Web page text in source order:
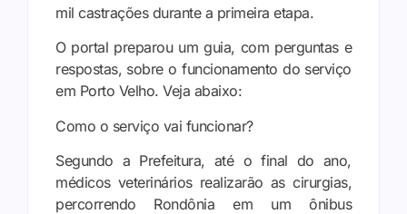
mil castrações durante a primeira etapa.
O portal preparou um guia, com perguntas e
respostas, sobre o funcionamento do serviço
em Porto Velho. Veja abaixo:
Como o serviço vai funcionar?
Segundo a Prefeitura, até o final do ano,
médicos veterinários realizarão as cirurgias,
percorrendo Rondônia em um ônibus